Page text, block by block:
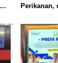
Perikanan,
Terus